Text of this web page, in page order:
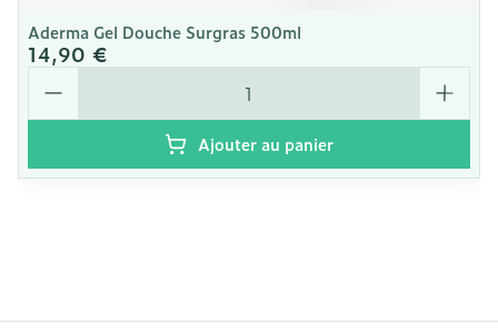
Aderma Gel Douche Surgras 500ml
14,90 €
Quantité
Ajouter au panier